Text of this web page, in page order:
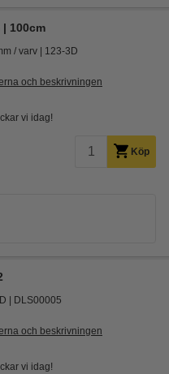
| 100cm
/ varv 123-3D
och beskrivningen
vi idag!
Köp
DLS00005
och beskrivningen
vi idag!